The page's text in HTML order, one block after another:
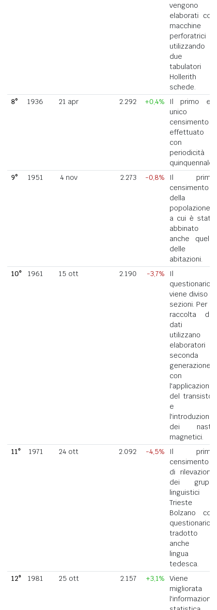
vengono
elaborati con
macchine
perforatrici
utilizzando
due
tabulatori
Hollerith a
schede.
8°
1936 21 apr 2.292 +0,4%
Il primo ed
unico
censimento
effettuato
con
periodicità
quinquennale.
9°
1951 4 nov 2.273 -0,8%
Il primo
censimento
della
popolazione
a cui è stato
abbinato
anche quello
delle
abitazioni.
10°
1961 15 ott 2.190 -3,7%
Il
questionario
viene diviso in
sezioni. Per la
raccolta dei
dati si
utilizzano
elaboratori di
seconda
generazione
con
l'applicazione
del transistor
e
l'introduzione
dei nastri
magnetici.
11°
1971 24 ott 2.092 -4,5%
Il primo
censimento
di rilevazione
dei gruppi
linguistici di
Trieste e
Bolzano con
questionario
tradotto
anche in
lingua
tedesca.
12°
1981 25 ott 2.157 +3,1%
Viene
migliorata
l'informazione